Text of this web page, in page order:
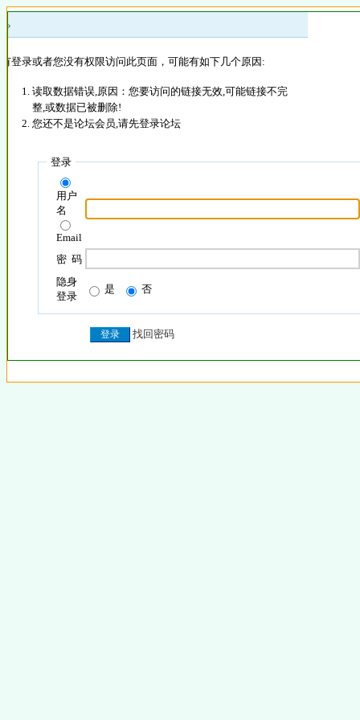
»
登录或者您没有权限访问此页面，可能有如下几个原因:
读取数据错误,原因：您要访问的链接无效,可能链接不完
整,或数据已被删除!
您还不是论坛会员,请先登录论坛
登录
用户
名
Email
密 码
隐身
登录
是 否
找回密码